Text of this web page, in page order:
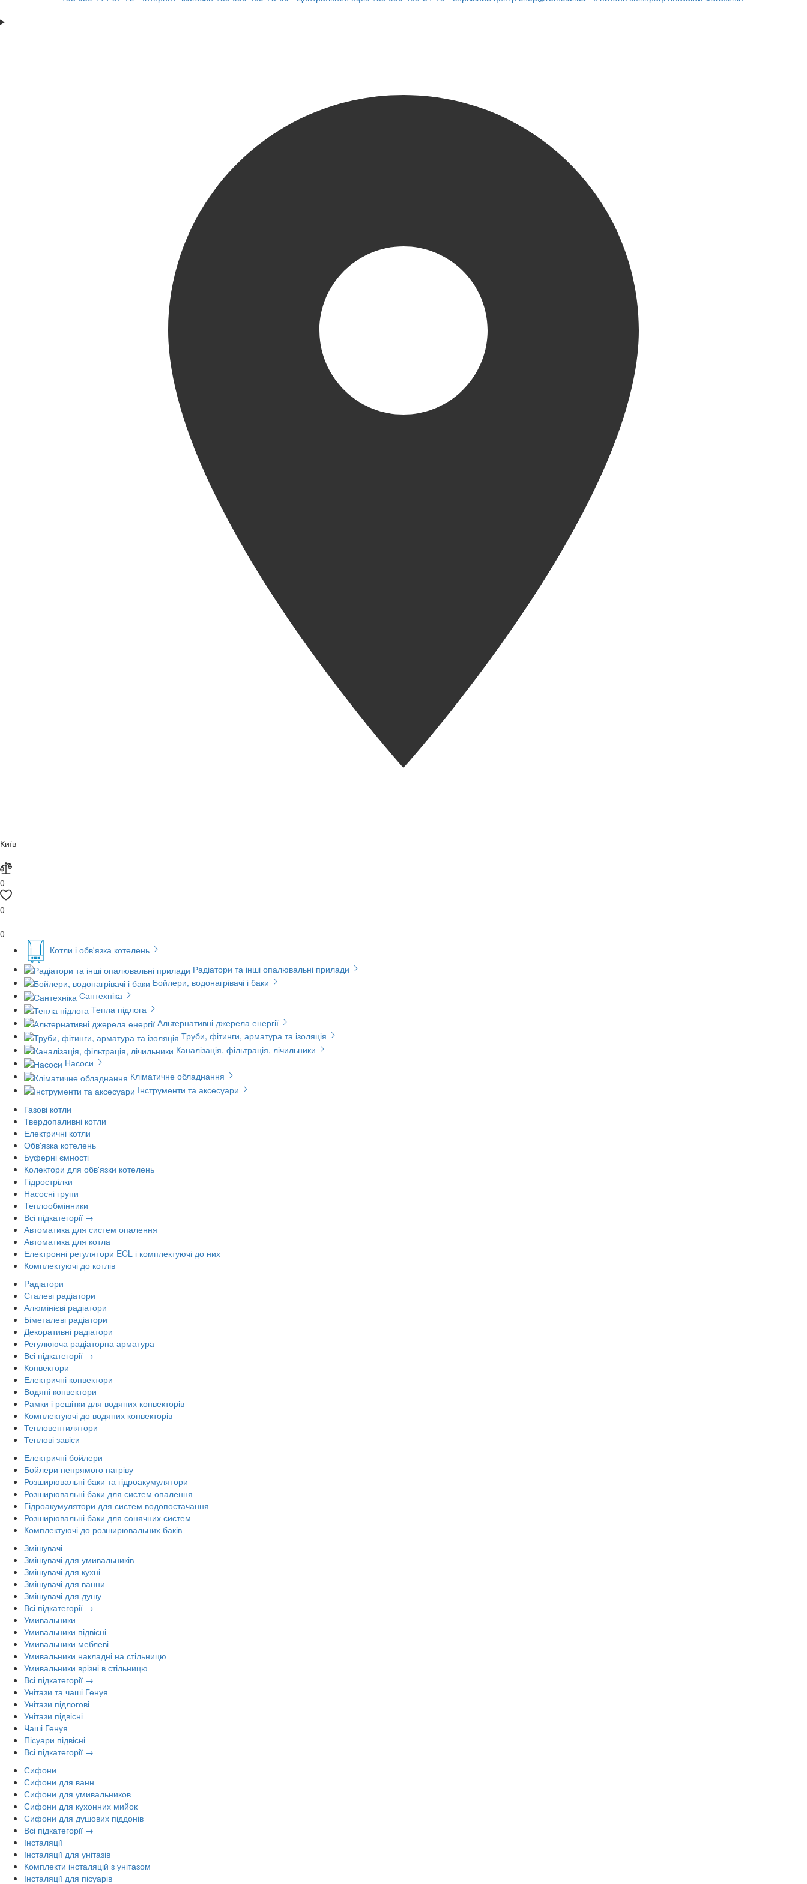
Київ
0
0
0
Котли і обв'язка котелень
Радіатори та інші опалювальні прилади
Бойлери, водонагрівачі і баки
Сантехніка
Тепла підлога
Альтернативні джерела енергії
Труби, фітинги, арматура та ізоляція
Каналізація, фільтрація, лічильники
Насоси
Кліматичне обладнання
Інструменти та аксесуари
Газові котли
Твердопаливні котли
Електричні котли
Обв'язка котелень
Буферні ємності
Колектори для обв'язки котелень
Гідрострілки
Насосні групи
Теплообмінники
Всі підкатегорії →
Автоматика для систем опалення
Автоматика для котла
Електронні регулятори ECL і комплектуючі до них
Комплектуючі до котлів
Радіатори
Сталеві радіатори
Алюмінієві радіатори
Біметалеві радіатори
Декоративні радіатори
Регулююча радіаторна арматура
Всі підкатегорії →
Конвектори
Електричні конвектори
Водяні конвектори
Рамки і решітки для водяних конвекторів
Комплектуючі до водяних конвекторів
Тепловентилятори
Теплові завіси
Електричні бойлери
Бойлери непрямого нагріву
Розширювальні баки та гідроакумулятори
Розширювальні баки для систем опалення
Гідроакумулятори для систем водопостачання
Розширювальні баки для сонячних систем
Комплектуючі до розширювальних баків
Змішувачі
Змішувачі для умивальників
Змішувачі для кухні
Змішувачі для ванни
Змішувачі для душу
Всі підкатегорії →
Умивальники
Умивальники підвісні
Умивальники меблеві
Умивальники накладні на стільницю
Умивальники врізні в стільницю
Всі підкатегорії →
Унітази та чаші Генуя
Унітази підлогові
Унітази підвісні
Чаші Генуя
Пісуари підвісні
Всі підкатегорії →
Сифони
Сифони для ванн
Сифони для умивальников
Сифони для кухонних мийок
Сифони для душових піддонів
Всі підкатегорії →
Інсталяції
Інсталяції для унітазів
Комплекти інсталяцій з унітазом
Інсталяції для пісуарів